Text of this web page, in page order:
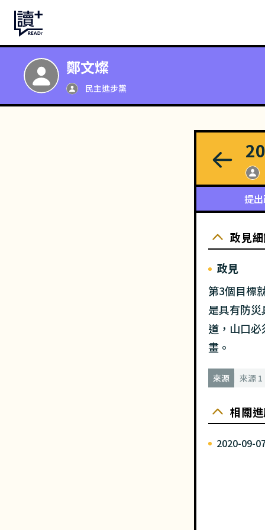
鄭文燦
民主進步黨
提
政見
政見
第3個目標
是具有防
道，山口
畫。
來源 來源 1
相關
2020-09-